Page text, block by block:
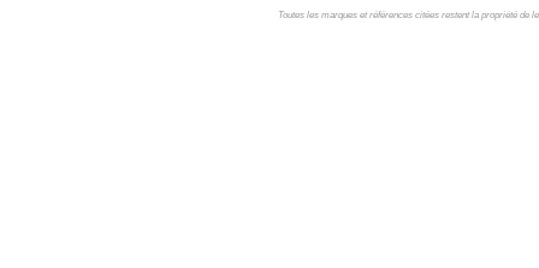
Toutes les marques et références citées restent la propriété de